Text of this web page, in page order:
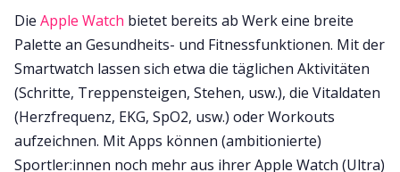
Die Apple Watch bietet bereits ab Werk eine breite
Palette an Gesundheits- und Fitnessfunktionen. Mit der
Smartwatch lassen sich etwa die täglichen Aktivitäten
(Schritte, Treppensteigen, Stehen, usw.), die Vitaldaten
(Herzfrequenz, EKG, SpO2, usw.) oder Workouts
aufzeichnen. Mit Apps können (ambitionierte)
Sportler:innen noch mehr aus ihrer Apple Watch (Ultra)